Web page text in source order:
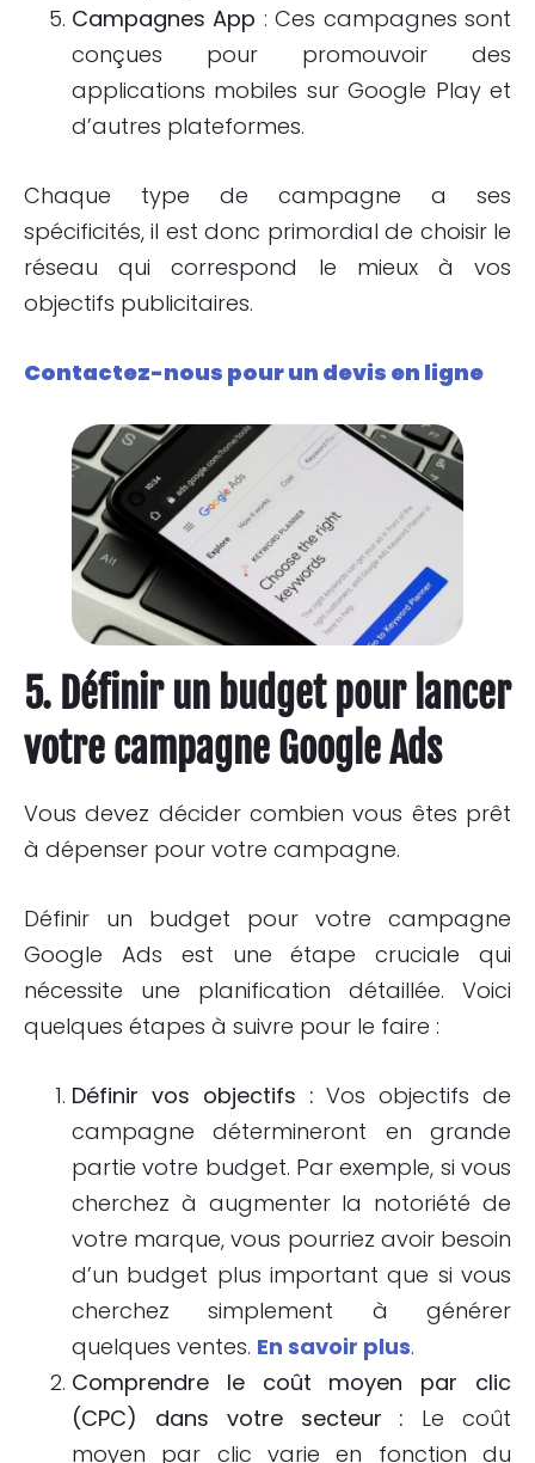
Campagnes App : Ces campagnes sont
conçues pour promouvoir des
applications mobiles sur Google Play et
d’autres plateformes.
Chaque type de campagne a ses
spécificités, il est donc primordial de choisir le
réseau qui correspond le mieux à vos
objectifs publicitaires.
Contactez-nous pour un devis en ligne
5. Définir un budget pour lancer
votre campagne Google Ads
Vous devez décider combien vous êtes prêt
à dépenser pour votre campagne.
Définir un budget pour votre campagne
Google Ads est une étape cruciale qui
nécessite une planification détaillée. Voici
quelques étapes à suivre pour le faire :
Définir vos objectifs : Vos objectifs de
campagne détermineront en grande
partie votre budget. Par exemple, si vous
cherchez à augmenter la notoriété de
votre marque, vous pourriez avoir besoin
d’un budget plus important que si vous
cherchez simplement à générer
quelques ventes. En savoir plus.
Comprendre le coût moyen par clic
(CPC) dans votre secteur : Le coût
moyen par clic varie en fonction du